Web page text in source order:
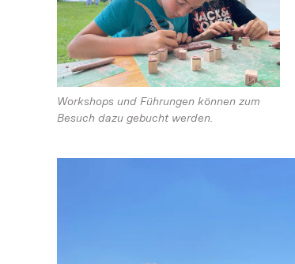
Workshops und Führungen können zum
Besuch dazu gebucht werden.